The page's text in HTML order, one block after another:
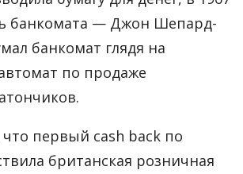
банкомата — Джон Шепард-
банкомат глядя на
по продаже
первый cash back по
британская розничная